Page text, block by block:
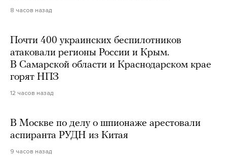
8 часов назад
Почти 400 украинских беспилотников
атаковали регионы России и Крым.
В Самарской области и Краснодарском крае
горят НПЗ
12 часов назад
В Москве по делу о шпионаже арестовали
аспиранта РУДН из Китая
9 часов назад